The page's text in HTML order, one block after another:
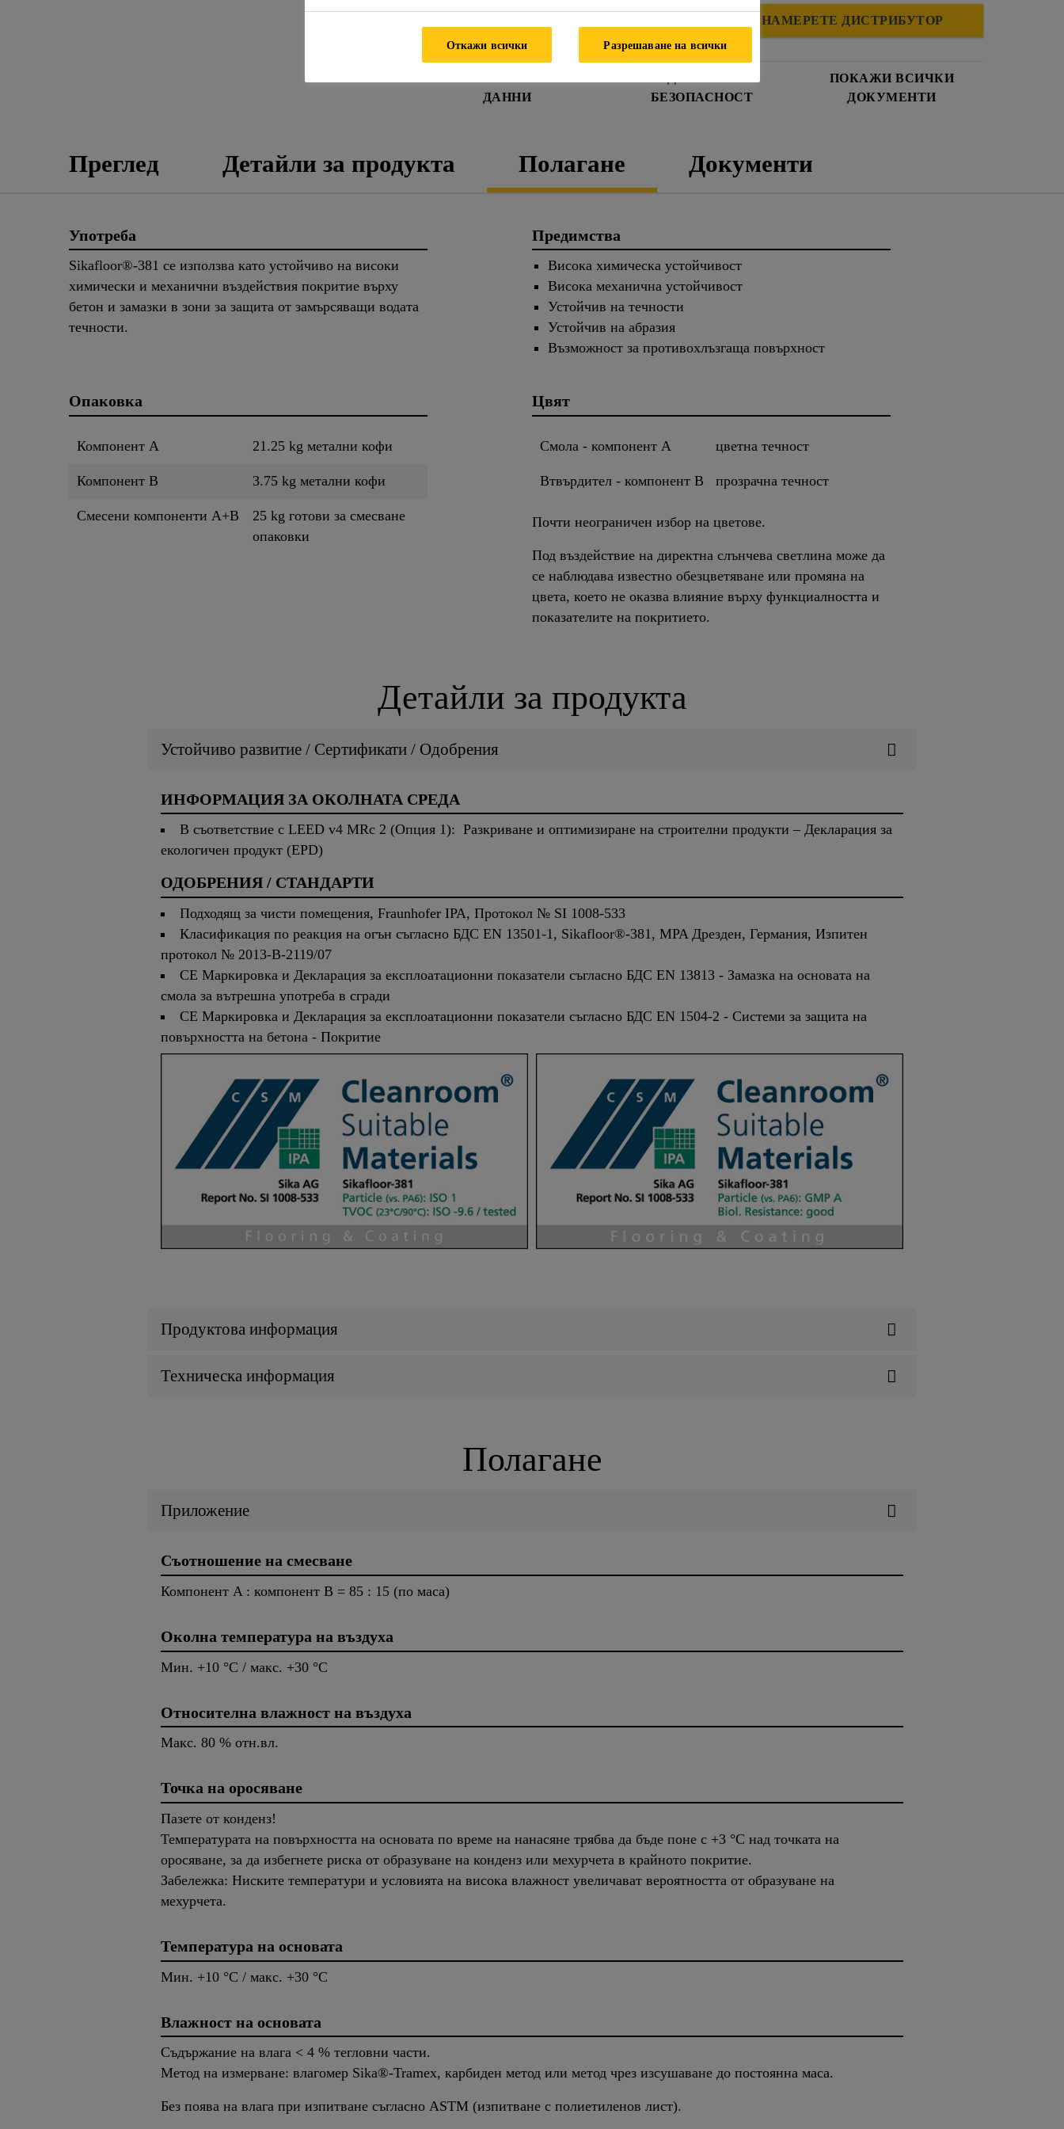
НАМЕРЕТЕ ДИСТРИБУТОР
ДАННИ
БЕЗОПАСНОСТ
ПОКАЖИ ВСИЧКИ
ДОКУМЕНТИ
Преглед Детайли за продукта Полагане Документи
Употреба
Sikafloor®-381 се използва като устойчиво на високи
химически и механични въздействия покритие върху
бетон и замазки в зони за защита от замърсяващи водата
течности.
Предимства
Висока химическа устойчивост
Висока механична устойчивост
Устойчив на течности
Устойчив на абразия
Възможност за противохлъзгаща повърхност
Опаковка
Компонент A 21.25 kg метални кофи
Компонент B 3.75 kg метални кофи
Смесени компоненти A+B
25 kg готови за смесване
опаковки
Цвят
Смола - компонент A цветна течност
Втвърдител - компонент B прозрачна течност
Почти неограничен избор на цветове.
Под въздействие на директна слънчева светлина може да
се наблюдава известно обезцветяване или промяна на
цвета, което не оказва влияние върху функциалността и
показателите на покритието.
Детайли за продукта
Устойчиво развитие / Сертификати / Одобрения
ИНФОРМАЦИЯ ЗА ОКОЛНАТА СРЕДА
В съответствие с LEED v4 MRc 2 (Опция 1): Разкриване и оптимизиране на строителни продукти – Декларация за
екологичен продукт (EPD)
ОДОБРЕНИЯ / СТАНДАРТИ
Подходящ за чисти помещения, Fraunhofer IPA, Протокол № SI 1008-533
Класификация по реакция на огън съгласно БДС EN 13501-1, Sikafloor®-381, MPA Дрезден, Германия, Изпитен
протокол № 2013-B-2119/07
CE Маркировка и Декларация за експлоатационни показатели съгласно БДС EN 13813 - Замазка на основата на
смола за вътрешна употреба в сгради
CE Маркировка и Декларация за експлоатационни показатели съгласно БДС EN 1504-2 - Системи за защита на
повърхността на бетона - Покритие
Продуктова информация
Техническа информация
Полагане
Приложение
Съотношение на смесване
Компонент A : компонент B = 85 : 15 (по маса)
Околна температура на въздуха
Мин. +10 °C / макс. +30 °C
Относителна влажност на въздуха
Макс. 80 % отн.вл.
Точка на оросяване
Пазете от конденз!
Температурата на повърхността на основата по време на нанасяне трябва да бъде поне с +3 °C над точката на
оросяване, за да избегнете риска от образуване на конденз или мехурчета в крайното покритие.
Забележка: Ниските температури и условията на висока влажност увеличават вероятността от образуване на
мехурчета.
Температура на основата
Мин. +10 °C / макс. +30 °C
Влажност на основата
Съдържание на влага < 4 % тегловни части.
Метод на измерване: влагомер Sika®-Tramex, карбиден метод или метод чрез изсушаване до постоянна маса.
Без поява на влага при изпитване съгласно ASTM (изпитване с полиетиленов лист).
Откажи всички Разрешаване на всички